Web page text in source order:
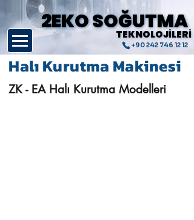
+90 242 746 12 12
2EKO SOĞUTMA
2EKO SOĞUTMA
TEKNOLOJİLERİ
TEKNOLOJİLERİ
Halı Kurutma Makinesi
ZK - EA Halı Kurutma Modelleri